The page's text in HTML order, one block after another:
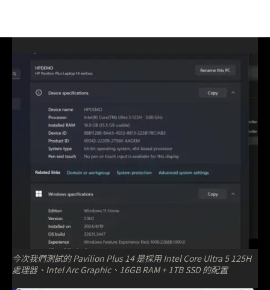
今次我們測試的 Pavilion Plus 14 是採用 Intel Core Ultra 5 125H
處理器、Intel Arc Graphic、16GB RAM + 1TB SSD 的配置